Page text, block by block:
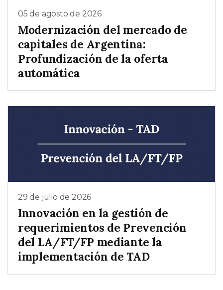
05 de agosto de 2026
Modernización del mercado de
capitales de Argentina:
Profundización de la oferta
automática
29 de julio de 2026
Innovación en la gestión de
requerimientos de Prevención
del LA/FT/FP mediante la
implementación de TAD